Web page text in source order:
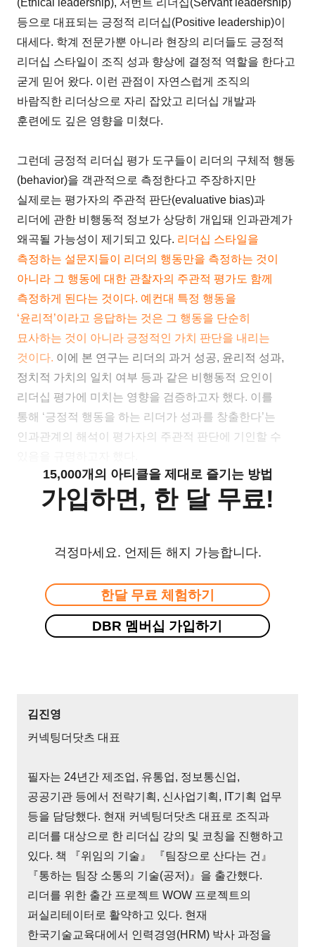
(Ethical leadership), 서번트 리더십(Servant leadership)
등으로 대표되는 긍정적 리더십(Positive leadership)이
대세다. 학계 전문가뿐 아니라 현장의 리더들도 긍정적
리더십 스타일이 조직 성과 향상에 결정적 역할을 한다고
굳게 믿어 왔다. 이런 관점이 자연스럽게 조직의
바람직한 리더상으로 자리 잡았고 리더십 개발과
훈련에도 깊은 영향을 미쳤다.
그런데 긍정적 리더십 평가 도구들이 리더의 구체적 행동
(behavior)을 객관적으로 측정한다고 주장하지만
실제로는 평가자의 주관적 판단(evaluative bias)과
리더에 관한 비행동적 정보가 상당히 개입돼 인과관계가
왜곡될 가능성이 제기되고 있다. 리더십 스타일을
측정하는 설문지들이 리더의 행동만을 측정하는 것이
아니라 그 행동에 대한 관찰자의 주관적 평가도 함께
측정하게 된다는 것이다. 예컨대 특정 행동을
‘윤리적’이라고 응답하는 것은 그 행동을 단순히
묘사하는 것이 아니라 긍정적인 가치 판단을 내리는
것이다. 이에 본 연구는 리더의 과거 성공, 윤리적 성과,
정치적 가치의 일치 여부 등과 같은 비행동적 요인이
리더십 평가에 미치는 영향을 검증하고자 했다. 이를
통해 ‘긍정적 행동을 하는 리더가 성과를 창출한다’는
인과관계의 해석이 평가자의 주관적 판단에 기인할 수
15,000개의 아티클을 제대로 즐기는 방법
가입하면, 한 달 무료!
걱정마세요. 언제든 해지 가능합니다.
한달 무료 체험하기
DBR 멤버십 가입하기
김진영
커넥팅더닷츠 대표
필자는 24년간 제조업, 유통업, 정보통신업,
공공기관 등에서 전략기획, 신사업기획, IT기획 업무
등을 담당했다. 현재 커넥팅더닷츠 대표로 조직과
리더를 대상으로 한 리더십 강의 및 코칭을 진행하고
있다. 책 『위임의 기술』 『팀장으로 산다는 건』
『통하는 팀장 소통의 기술(공저)』을 출간했다.
리더를 위한 출간 프로젝트 WOW 프로젝트의
퍼실리테이터로 활약하고 있다. 현재
한국기술교육대에서 인력경영(HRM) 박사 과정을